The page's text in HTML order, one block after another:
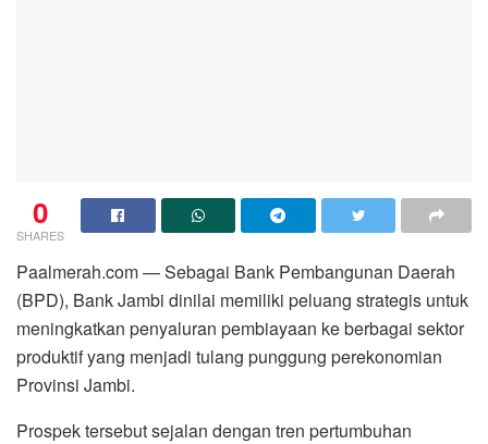
0
SHARES
Paalmerah.com — Sebagai Bank Pembangunan Daerah
(BPD), Bank Jambi dinilai memiliki peluang strategis untuk
meningkatkan penyaluran pembiayaan ke berbagai sektor
produktif yang menjadi tulang punggung perekonomian
Provinsi Jambi.
Prospek tersebut sejalan dengan tren pertumbuhan